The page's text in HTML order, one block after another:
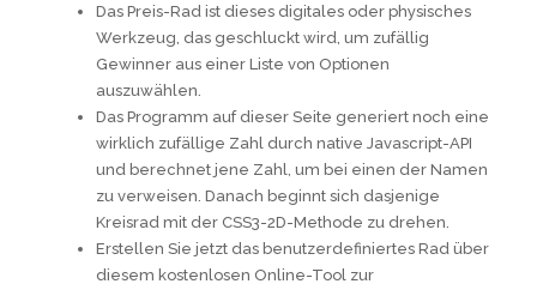
Das Preis-Rad ist dieses digitales oder physisches
Werkzeug, das geschluckt wird, um zufällig
Gewinner aus einer Liste von Optionen
auszuwählen.
Das Programm auf dieser Seite generiert noch eine
wirklich zufällige Zahl durch native Javascript-API
und berechnet jene Zahl, um bei einen der Namen
zu verweisen. Danach beginnt sich dasjenige
Kreisrad mit der CSS3-2D-Methode zu drehen.
Erstellen Sie jetzt das benutzerdefiniertes Rad über
diesem kostenlosen Online-Tool zur